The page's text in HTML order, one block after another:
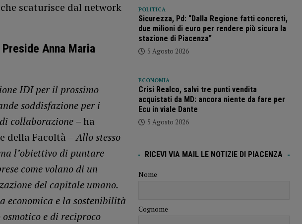
scaturisce dal network
Anna Maria
IDI per il prossimo
soddisfazione per i
collaborazione –ha
della Facoltà –Allo stesso
l’obiettivo di puntare
come volano di un
del capitale umano.
economica e la sostenibilità
e di reciproco
POLITICA
Sicurezza, Pd: “Dalla Regione fatti concreti,
due milioni di euro per rendere più sicura la
stazione di Piacenza”
5 Agosto 2026
ECONOMIA
Crisi Realco, salvi tre punti vendita
acquistati da MD: ancora niente da fare per
Ecu in viale Dante
5 Agosto 2026
RICEVI VIA MAIL LE NOTIZIE DI PIACENZA
Nome
Cognome